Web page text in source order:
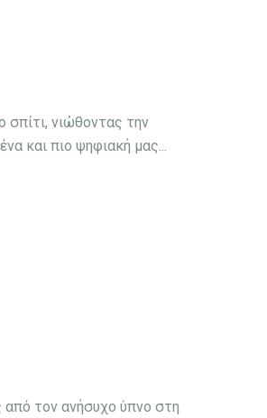
σπίτι, νιώθοντας την
και πιο ψηφιακή μας...
από τον ανήσυχο ύπνο στη